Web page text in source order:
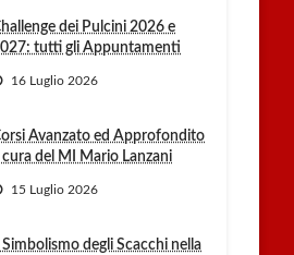
dei Pulcini 2026 e
tutti gli Appuntamenti
16 Luglio 2026
Avanzato ed Approfondito
cura del MI Mario Lanzani
15 Luglio 2026
Il Simbolismo degli Scacchi nella